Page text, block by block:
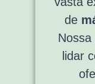
de
lidar